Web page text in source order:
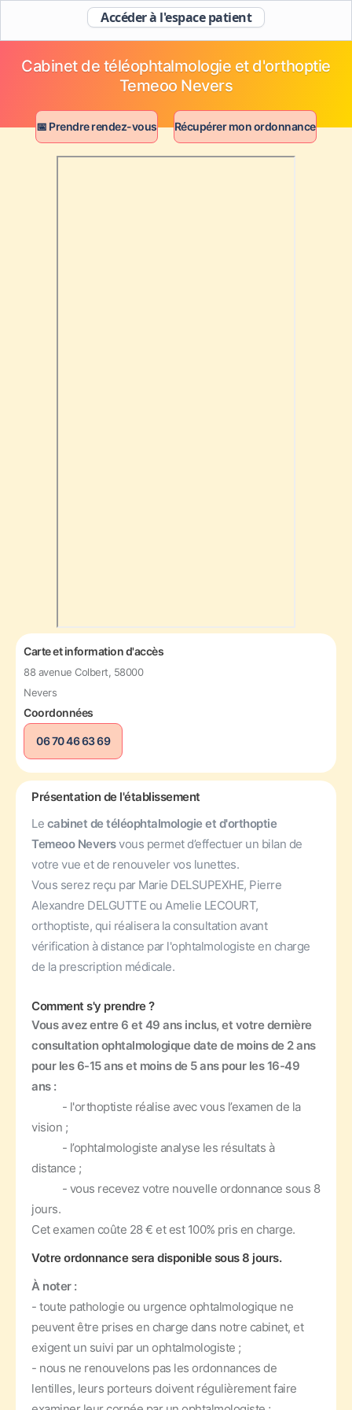
Accéder à l'espace patient
Cabinet de téléophtalmologie et d'orthoptie
Temeoo Nevers
📅 Prendre rendez-vous Récupérer mon ordonnance
Carte et information d'accès
88 avenue Colbert, 58000
Nevers
Coordonnées
06 70 46 63 69
Présentation de l'établissement
Le cabinet de téléophtalmologie et d'orthoptie
Temeoo Neversvous permet d’effectuer un bilan de
votre vue et de renouveler vos lunettes.
Vous serez reçu par Marie DELSUPEXHE, Pierre
Alexandre DELGUTTE ou Amelie LECOURT,
orthoptiste, qui réalisera la consultation avant
vérification à distance par l'ophtalmologiste en charge
de la prescription médicale.
Comment s'y prendre ?
Vous avez entre 6 et 49 ans inclus, et votre dernière
consultation ophtalmologique date de moins de 2 ans
pour les 6-15 ans et moins de 5 ans pour les 16-49
ans :
- l'orthoptiste réalise avec vous l’examen de la
vision ;
- l’ophtalmologiste analyse les résultats à
distance ;
- vous recevez votre nouvelle ordonnance sous 8
jours.
Cet examen coûte 28 € et est 100% pris en charge.
Votre ordonnance sera disponible sous 8 jours.
À noter :
- toute pathologie ou urgence ophtalmologique ne
peuvent être prises en charge dans notre cabinet, et
exigent un suivi par un ophtalmologiste ;
- nous ne renouvelons pas les ordonnances de
lentilles, leurs porteurs doivent régulièrement faire